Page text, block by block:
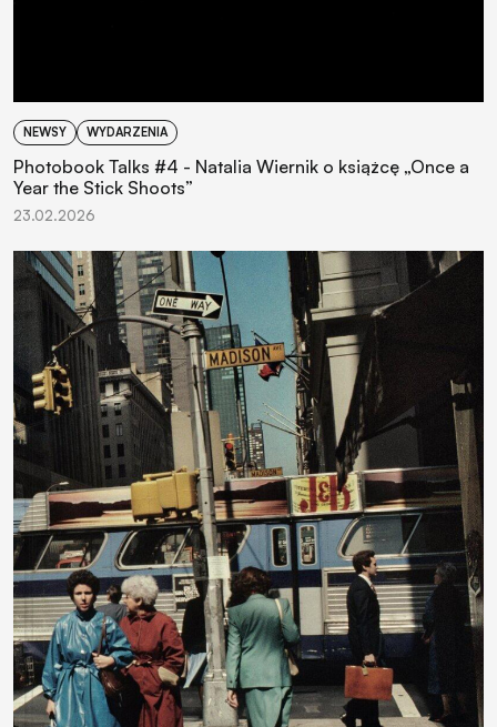
NEWSY WYDARZENIA
Photobook Talks #4 - Natalia Wiernik o książcę „Once a
Year the Stick Shoots”
23.02.2026